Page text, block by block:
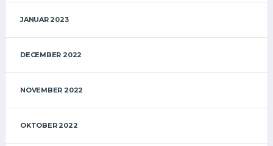
JANUAR 2023
DECEMBER 2022
NOVEMBER 2022
OKTOBER 2022